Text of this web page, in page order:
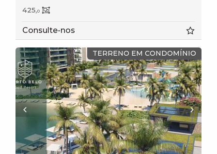
425,0
Consulte-nos
TERRENO EM CONDOMÍNIO